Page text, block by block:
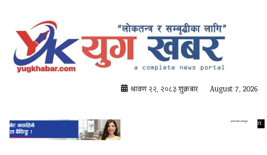
श्रावण २२, २०८३ शुक्रबार August 7, 2026